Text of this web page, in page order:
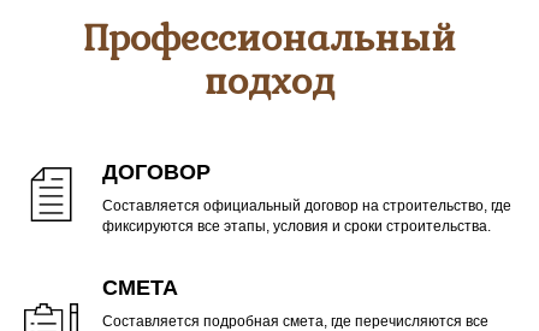
Профессиональный
подход
ДОГОВОР
Составляется официальный договор на строительство, где
фиксируются все этапы, условия и сроки строительства.
СМЕТА
Составляется подробная смета, где перечисляются все